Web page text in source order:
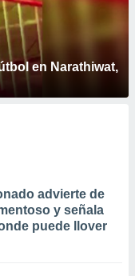
en Narathiwat,
advierte de
y señala
puede llover